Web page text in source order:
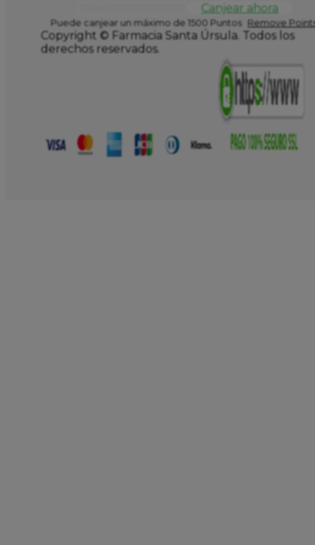
Canjear ahora
Puede canjear un máximo de 1500 Puntos Remove
Copyright © Farmacia Santa Úrsula. Todos los
derechos reservados.